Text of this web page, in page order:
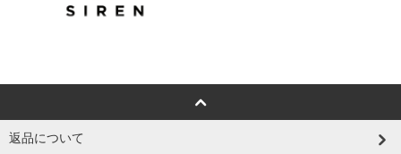
返品について